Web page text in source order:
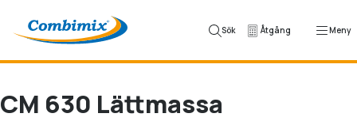
Sök Åtgång Meny
CM 630 Lättmassa